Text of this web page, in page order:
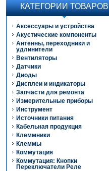
КАТЕГОРИИ ТОВАРОВ
Аксессуары и устройства
Акустические компоненты
Антенны, переходники и
удлинители
Вентиляторы
Датчики
Диоды
Дисплеи и индикаторы
Запчасти для ремонта
Измерительные приборы
Инструмент
Источники питания
Кабельная продукция
Клеммники
Клеммы
Коммутация
Коммутация: Кнопки
Переключатели Реле